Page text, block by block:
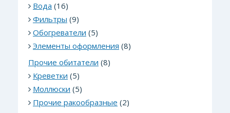
Вода (16)
Фильтры (9)
Обогреватели (5)
Элементы оформления (8)
Прочие обитатели (8)
Креветки (5)
Моллюски (5)
Прочие ракообразные (2)